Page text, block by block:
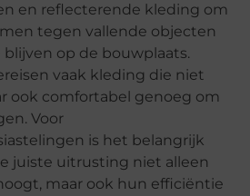
en reflecterende kleding om
tegen vallende objecten
op de bouwplaats.
vaak kleding die niet
ook comfortabel genoeg om
Voor
is het belangrijk
juiste uitrusting niet alleen
maar ook hun efficiëntie